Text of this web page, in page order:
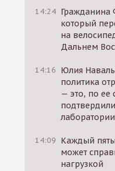
14:24
который
на
Дальнем
14:16 Юлия
политика
— это, по ее
лаборатории
14:09 Каждый
может
нагрузкой